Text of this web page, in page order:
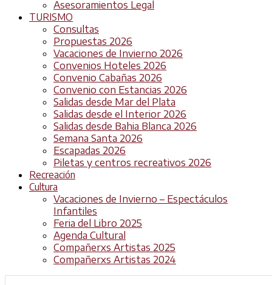
Asesoramientos Legal
TURISMO
Consultas
Propuestas 2026
Vacaciones de Invierno 2026
Convenios Hoteles 2026
Convenio Cabañas 2026
Convenio con Estancias 2026
Salidas desde Mar del Plata
Salidas desde el Interior 2026
Salidas desde Bahia Blanca 2026
Semana Santa 2026
Escapadas 2026
Piletas y centros recreativos 2026
Recreación
Cultura
Vacaciones de Invierno – Espectáculos
Infantiles
Feria del Libro 2025
Agenda Cultural
Compañerxs Artistas 2025
Compañerxs Artistas 2024